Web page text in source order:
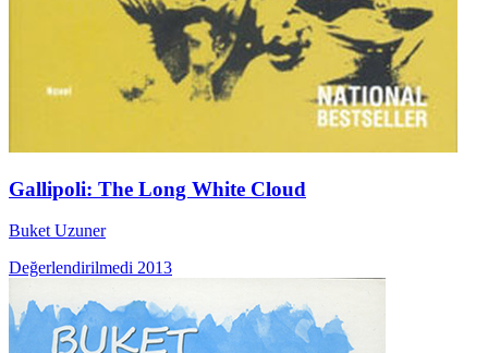
Gallipoli: The Long White Cloud
Buket Uzuner
Değerlendirilmedi 2013